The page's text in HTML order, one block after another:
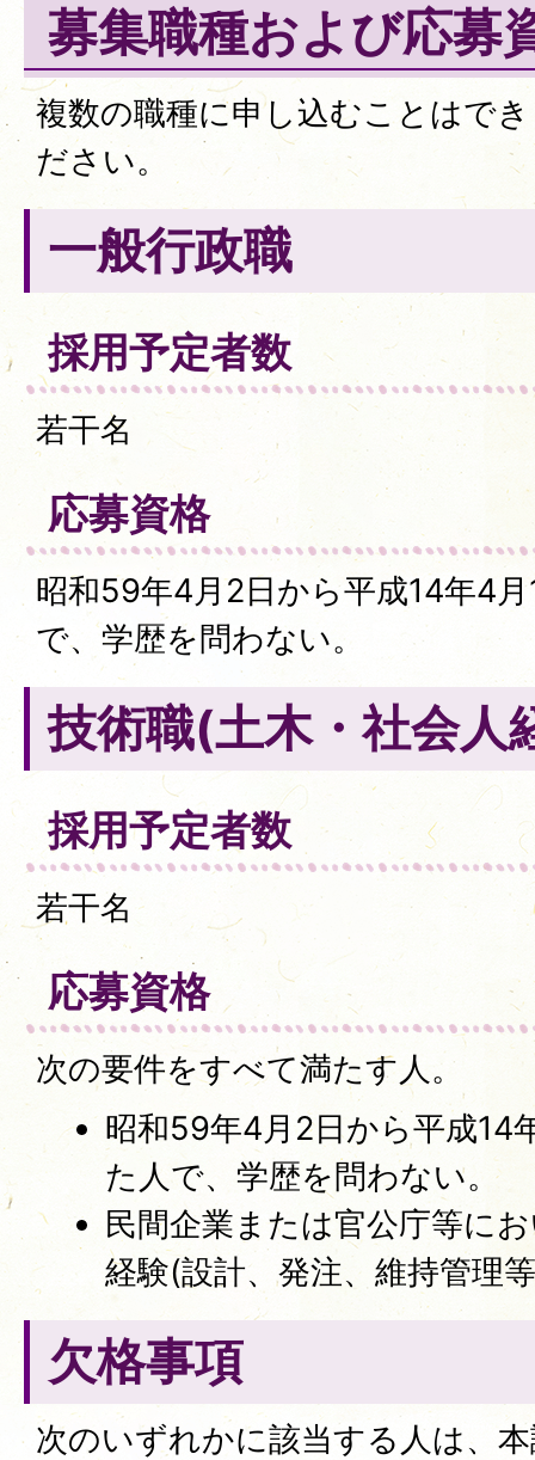
募集職種および応募
複数の職種に申し込むことはで
ださい。
一般行政職
採用予定者数
若干名
応募資格
昭和59年4月2日から平成14年4
で、学歴を問わない。
技術職(土木・社会人
採用予定者数
若干名
応募資格
次の要件をすべて満たす人。
昭和59年4月2日から平成14
た人で、学歴を問わない。
民間企業または官公庁等に
経験(設計、発注、維持管理
欠格事項
次のいずれかに該当する人は、